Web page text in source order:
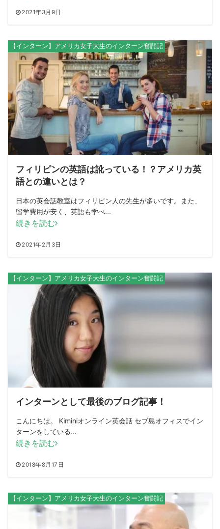
2021年3月9日
【インターン】アメリカ女子大生のインターン奮闘記
フィリピンの英語は訛っている！？アメリカ英
語との違いとは？
日本の英会話教室はフィリピン人の先生が多いです。また、
留学費用が安く、英語も学べ...
2021年2月3日
続きを読む
【インターン】アメリカ女子大生のインターン奮闘記
インターンとして最後のブログ記事！
こんにちは。 Kiminiオンライン英会話 セブ島オフィスでイン
ターンをしている...
2018年8月17日
続きを読む
【インターン】アメリカ女子大生のインターン奮闘記